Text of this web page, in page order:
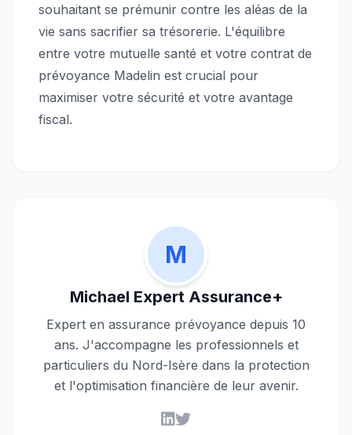
souhaitant se prémunir contre les aléas de la
vie sans sacrifier sa trésorerie. L'équilibre
entre votre mutuelle santé et votre contrat de
prévoyance Madelin est crucial pour
maximiser votre sécurité et votre avantage
fiscal.
M
Michael Expert Assurance+
Expert en assurance prévoyance depuis 10
ans. J'accompagne les professionnels et
particuliers du Nord-Isère dans la protection
et l'optimisation financière de leur avenir.